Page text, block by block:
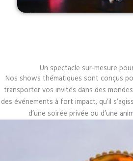
Un spectacle sur-mesure
Nos shows thématiques sont conçus
transporter vos invités dans des
des événements à fort impact, qu’il
d’une soirée privée ou d’une